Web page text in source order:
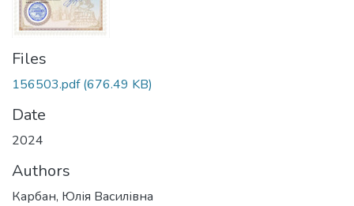
Files
156503.pdf(676.49 KB)
Date
2024
Authors
Карбан, Юлія Василівна